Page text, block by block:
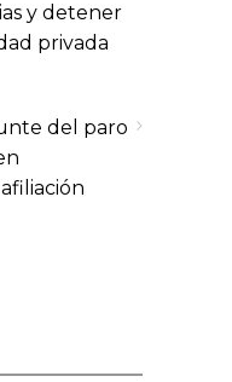
y detener
privada
del paro